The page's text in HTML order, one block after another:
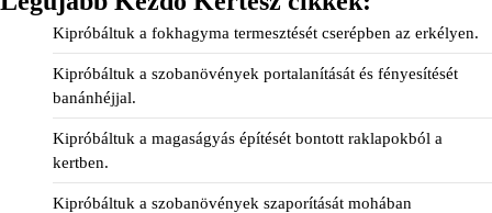
Kipróbáltuk a fokhagyma termesztését cserépben az erkélyen.
Kipróbáltuk a szobanövények portalanítását és fényesítését
banánhéjjal.
Kipróbáltuk a magaságyás építését bontott raklapokból a
kertben.
Kipróbáltuk a szobanövények szaporítását mohában